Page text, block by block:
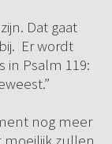
Dat gaat
Er wordt
in Psalm 119:
nog meer